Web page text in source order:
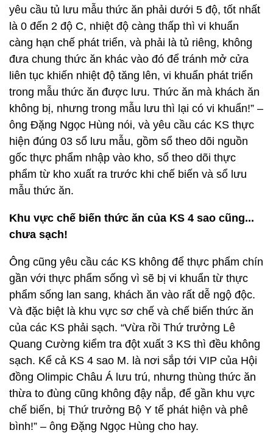
yêu cầu tủ lưu mẫu thức ăn phải dưới 5 độ, tốt nhất
là 0 đến 2 độ C, nhiệt độ càng thấp thì vi khuẩn
càng hạn chế phát triển, và phải là tủ riêng, không
đưa chung thức ăn khác vào đó để tránh mở cửa
liên tục khiến nhiệt độ tăng lên, vi khuẩn phát triển
trong mẫu thức ăn được lưu. Thức ăn mà khách ăn
không bị, nhưng trong mẫu lưu thì lại có vi khuẩn!” –
ông Đặng Ngọc Hùng nói, và yêu cầu các KS thực
hiện đúng 03 sổ lưu mẫu, gồm sổ theo dõi nguồn
gốc thực phẩm nhập vào kho, sổ theo dõi thực
phẩm từ kho xuất ra trước khi chế biến và sổ lưu
mẫu thức ăn.
Khu vực chế biến thức ăn của KS 4 sao cũng...
chưa sạch!
Ông cũng yêu cầu các KS không để thực phẩm chín
gần với thực phẩm sống vì sẽ bị vi khuẩn từ thực
phẩm sống lan sang, khách ăn vào rất dễ ngộ độc.
Và đặc biệt là khu vực sơ chế và chế biến thức ăn
của các KS phải sạch. “Vừa rồi Thứ trưởng Lê
Quang Cường kiểm tra đột xuất 3 KS thì đều không
sạch. Kể cả KS 4 sao M. là nơi sắp tới VIP của Hội
đồng Olimpic Châu Á lưu trú, nhưng thùng thức ăn
thừa to đùng cũng không đậy nắp, để gần khu vực
chế biến, bị Thứ trưởng Bộ Y tế phát hiện và phê
bình!” – ông Đặng Ngọc Hùng cho hay.